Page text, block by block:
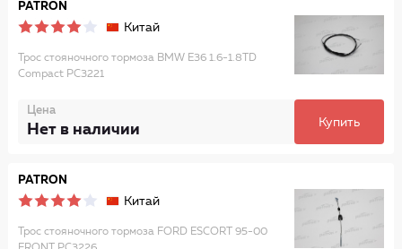
PATRON
Китай
Трос стояночного тормоза BMW E36 1.6-1.8TD
Compact PC3221
Цена
Нет в наличии Купить
PATRON
Китай
Трос стояночного тормоза FORD ESCORT 95-00